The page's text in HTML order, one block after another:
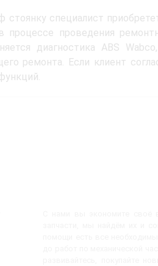
стоянку специалист
процессе проведения
диагностика ABS
ремонта. Если клиент